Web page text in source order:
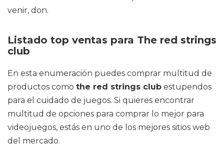
venir, don.
Listado top ventas para The red strings
club
En esta enumeración puedes comprar multitud de
productos como the red strings club estupendos
para el cuidado de juegos. Si quieres encontrar
multitud de opciones para comprar lo mejor para
videojuegos, estás en uno de los mejores sitios web
del mercado.